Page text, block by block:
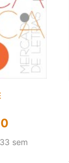
sem